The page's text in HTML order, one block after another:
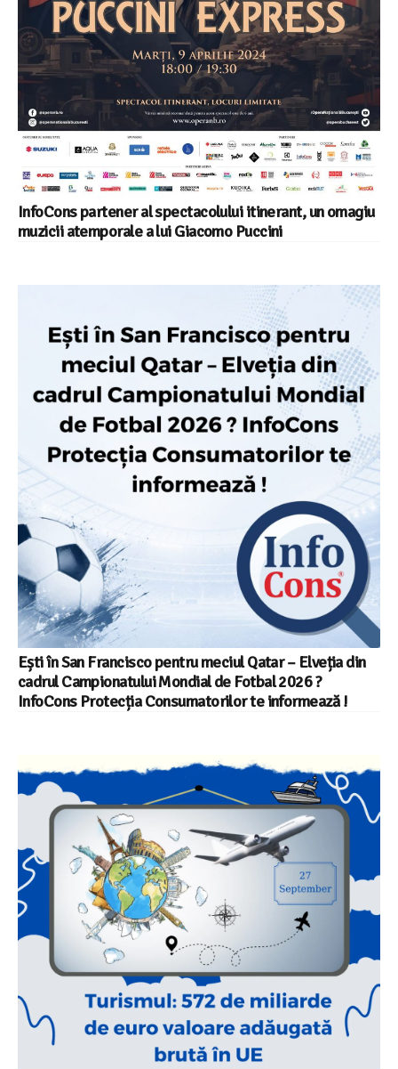
InfoCons partener al spectacolului itinerant, un omagiu
muzicii atemporale a lui Giacomo Puccini
Ești în San Francisco pentru meciul Qatar – Elveția din
cadrul Campionatului Mondial de Fotbal 2026 ?
InfoCons Protecția Consumatorilor te informează !